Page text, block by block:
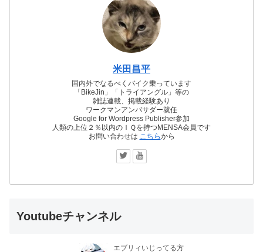
米田昌平
国内外でなるべくバイク乗っています
「BikeJin」「トライアングル」等の
雑誌連載、掲載経験あり
ワークマンアンバサダー就任
Google for Wordpress Publisher参加
人類の上位２％以内のＩＱを持つMENSA会員です
お問い合わせは こちらから
Youtubeチャンネル